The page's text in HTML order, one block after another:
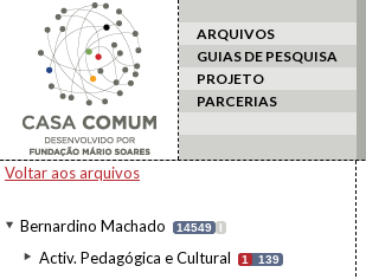
ARQUIVOS
GUIAS DE PESQUISA
PROJETO
PARCERIAS
Voltar aos arquivos
Bernardino Machado 14549 I
Activ. Pedagógica e Cultural 1 139